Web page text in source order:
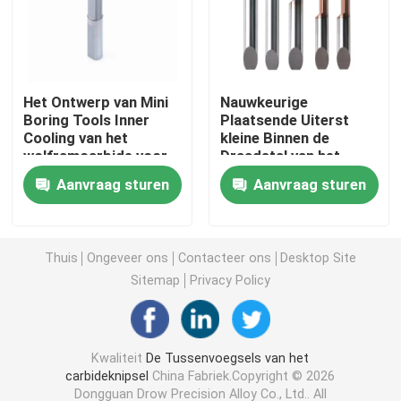
Carbide die Tussenvoegsel groeven
De Componenten van de stempelvorm
Carbide Boorgereedschap
de tussenvoegsels van het carbidemalen
Carbide die Tussenvoegsels inpassen
Snijd Tussenvoegsels af
Het Ontwerp van Mini
Boring Tools Inner
Cooling van het
wolframcarbide voor
CNC Draaiende
DraaibankAanvraag sturen
Nauwkeurige
Plaatsende Uiterst
kleine Binnen de
Draadstal van het
Carbide
Boorgereedschap
MTHR A60
Aanvraag sturen
Thuis Ongeveer ons Contacteer ons
Desktop Site
Sitemap
Privacy Policy
Kwaliteit De Tussenvoegsels van het
carbideknipsel China Fabriek.Copyright © 2026
Dongguan Drow Precision Alloy Co., Ltd.. All